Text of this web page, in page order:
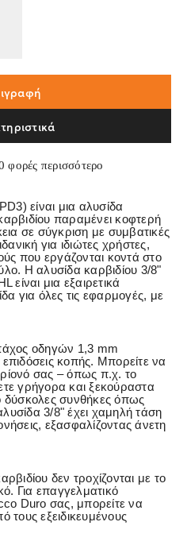
φορές περισσότερο
είναι μια αλυσίδα
παραμένει κοφτερή
σε σύγκριση με συμβατικές
για ιδιώτες χρήστες,
που εργάζονται κοντά στο
Η αλυσίδα καρβιδίου 3/8"
μια εξαιρετικά
για όλες τις εφαρμογές, με
οδηγών 1,3 mm
κοπής. Μπορείτε να
σας – όπως π.χ. το
γρήγορα και ξεκούραστα
δύσκολες συνθήκες όπως
3/8" έχει χαμηλή τάση
εξασφαλίζοντας άνετη
δεν τροχίζονται με το
Για επαγγελματικό
Duro σας, μπορείτε να
τους εξειδικευμένους